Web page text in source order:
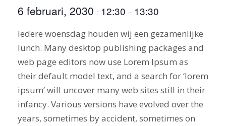
6 februari, 2030 : 12:30 – 13:30
Iedere woensdag houden wij een gezamenlijke
lunch. Many desktop publishing packages and
web page editors now use Lorem Ipsum as
their default model text, and a search for ‘lorem
ipsum’ will uncover many web sites still in their
infancy. Various versions have evolved over the
years, sometimes by accident, sometimes on